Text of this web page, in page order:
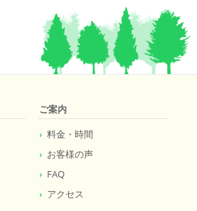
ご案内
料金・時間
お客様の声
FAQ
アクセス